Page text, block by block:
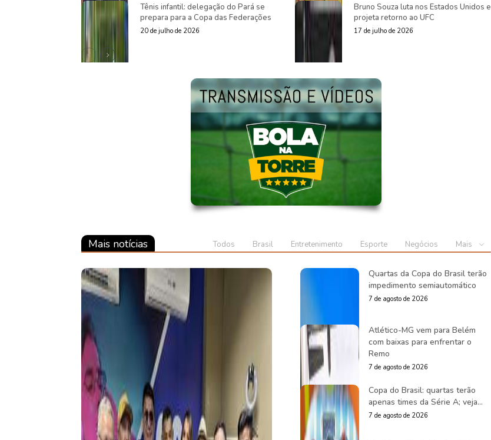
Tênis infantil: delegação do Pará se
prepara para a Copa das Federações
20 de julho de 2026
Bruno Souza luta nos Estados Unidos e
projeta retorno ao UFC
17 de julho de 2026
Mais notícias Todos Brasil Entretenimento Esporte Negócios Mais
Quartas da Copa do Brasil terão
impedimento semiautomático
7 de agosto de 2026
Atlético-MG vem para Belém
com baixas para enfrentar o
Remo
7 de agosto de 2026
Copa do Brasil: quartas terão
apenas times da Série A; veja...
7 de agosto de 2026